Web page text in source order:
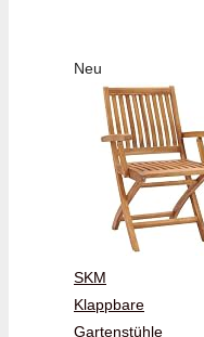
Neu
SKM
Klappbare
Gartenstühle